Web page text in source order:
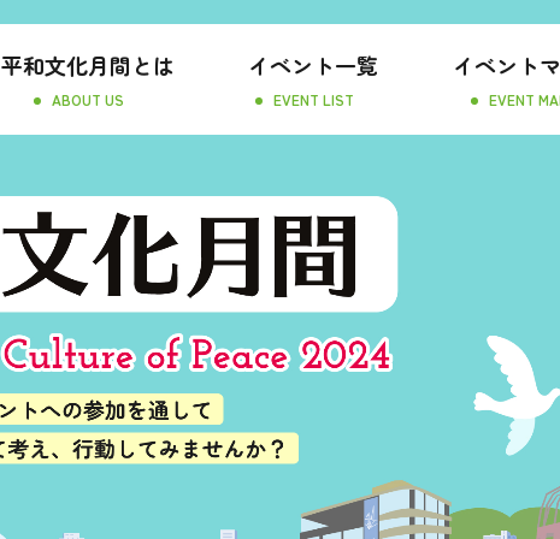
平和文化月間とは
ABOUT US
イベント一覧
EVENT LIST
イベント
EVENT